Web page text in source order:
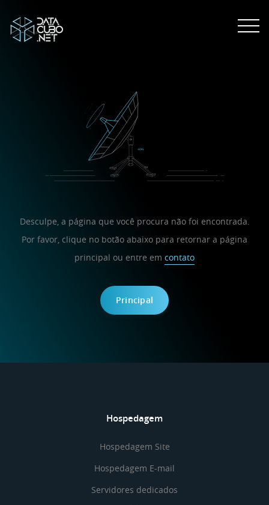
Desculpe, a página que você procura não foi encontrada.
Por favor, clique no botão abaixo para retornar a página
principal ou entre em contato
Principal
Hospedagem
Hospedagem Site
Hospedagem E-mail
Servidores dedicados